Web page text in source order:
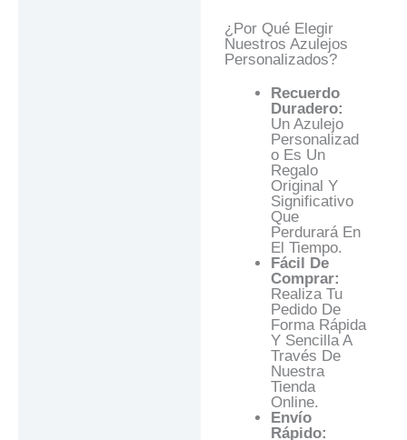
¿Por Qué Elegir
Nuestros Azulejos
Personalizados?
Recuerdo
Duradero:
Un Azulejo
Personalizad
O Es Un
Regalo
Original Y
Significativo
Que
Perdurará En
El Tiempo.
Fácil De
Comprar:
Realiza Tu
Pedido De
Forma Rápida
Y Sencilla A
Través De
Nuestra
Tienda
Online.
Envío
Rápido: